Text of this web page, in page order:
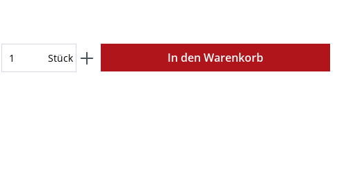
Stück In den Warenkorb